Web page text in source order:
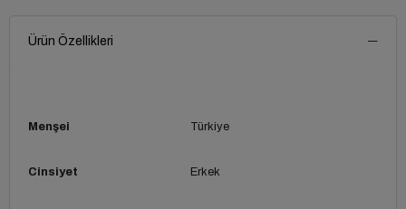
Ürün Özellikleri
Menşei Türkiye
Cinsiyet Erkek